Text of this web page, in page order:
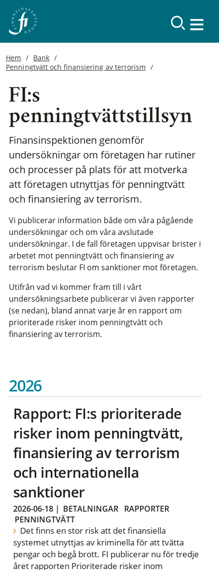
Hem
Bank
Penningtvätt och finansiering av terrorism
FI:s
penningtvättstillsyn
Finansinspektionen genomför
undersökningar om företagen har rutiner
och processer på plats för att motverka
att företagen utnyttjas för penningtvätt
och finansiering av terrorism.
Vi publicerar information både om våra pågående
undersökningar och om våra avslutade
undersökningar. I de fall företagen uppvisar brister i
arbetet mot penningtvätt och finansiering av
terrorism beslutar FI om sanktioner mot företagen.
Utifrån vad vi kommer fram till i vårt
undersökningsarbete publicerar vi även rapporter
(se nedan), bland annat varje år en rapport om
prioriterade risker inom penningtvätt och
finansiering av terrorism.
2026
Rapport: FI:s prioriterade
risker inom penningtvätt,
finansiering av terrorism
och internationella
sanktioner
2026-06-18| BETALNINGAR
RAPPORTER
PENNINGTVÄTT
Det finns en stor risk att det finansiella
systemet utnyttjas av kriminella för att tvätta
pengar och begå brott. FI publicerar nu för tredje
året rapporten Prioriterade risker inom